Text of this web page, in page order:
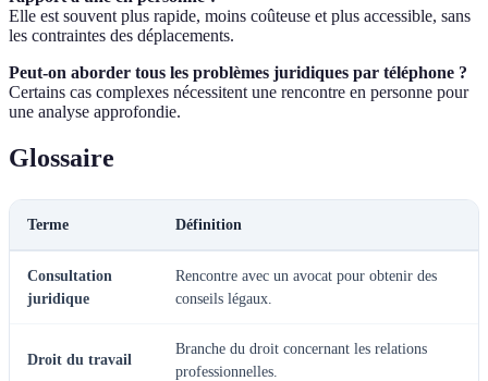
Elle est souvent plus rapide, moins coûteuse et plus accessible, sans
les contraintes des déplacements.
Peut-on aborder tous les problèmes juridiques par téléphone ?
Certains cas complexes nécessitent une rencontre en personne pour
une analyse approfondie.
Glossaire
Terme Définition
Consultation
juridique
Rencontre avec un avocat pour obtenir des
conseils légaux.
Droit du travail
Branche du droit concernant les relations
professionnelles.